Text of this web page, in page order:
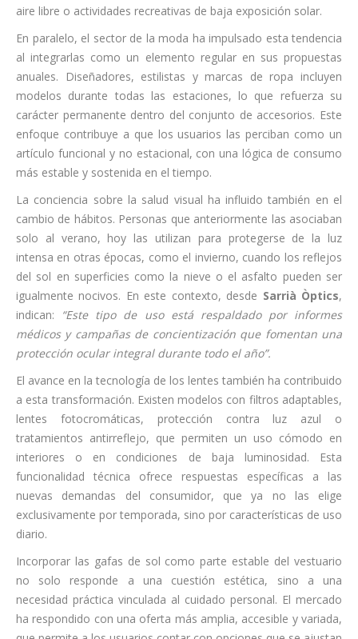
aire libre o actividades recreativas de baja exposición solar.
En paralelo, el sector de la moda ha impulsado esta tendencia
al integrarlas como un elemento regular en sus propuestas
anuales. Diseñadores, estilistas y marcas de ropa incluyen
modelos durante todas las estaciones, lo que refuerza su
carácter permanente dentro del conjunto de accesorios. Este
enfoque contribuye a que los usuarios las perciban como un
artículo funcional y no estacional, con una lógica de consumo
más estable y sostenida en el tiempo.
La conciencia sobre la salud visual ha influido también en el
cambio de hábitos. Personas que anteriormente las asociaban
solo al verano, hoy las utilizan para protegerse de la luz
intensa en otras épocas, como el invierno, cuando los reflejos
del sol en superficies como la nieve o el asfalto pueden ser
igualmente nocivos. En este contexto, desde Sarrià Òptics,
indican: “Este tipo de uso está respaldado por informes
médicos y campañas de concientización que fomentan una
protección ocular integral durante todo el año”.
El avance en la tecnología de los lentes también ha contribuido
a esta transformación. Existen modelos con filtros adaptables,
lentes fotocromáticas, protección contra luz azul o
tratamientos antirreflejo, que permiten un uso cómodo en
interiores o en condiciones de baja luminosidad. Esta
funcionalidad técnica ofrece respuestas específicas a las
nuevas demandas del consumidor, que ya no las elige
exclusivamente por temporada, sino por características de uso
diario.
Incorporar las gafas de sol como parte estable del vestuario
no solo responde a una cuestión estética, sino a una
necesidad práctica vinculada al cuidado personal. El mercado
ha respondido con una oferta más amplia, accesible y variada,